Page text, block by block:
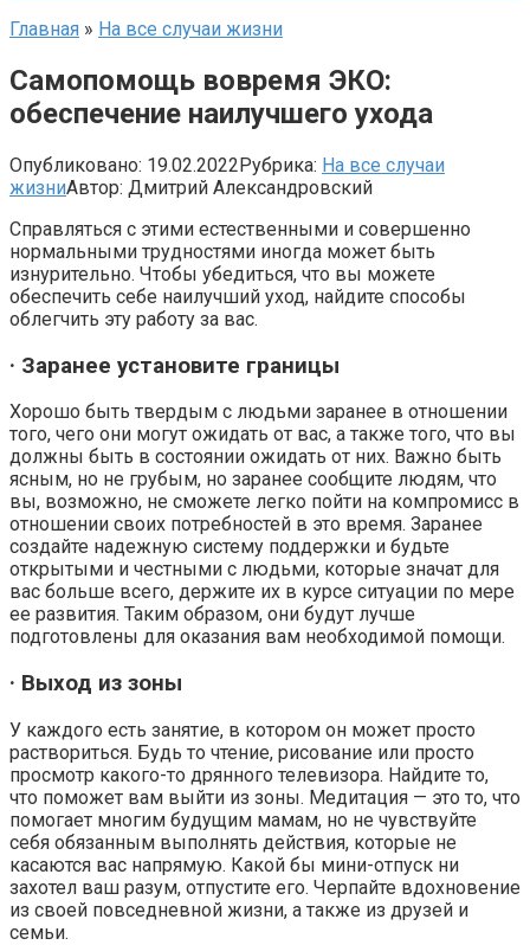
Главная » На все случаи жизни
Самопомощь вовремя ЭКО:
обеспечение наилучшего ухода
Опубликовано: 19.02.2022Рубрика: На все случаи
жизниАвтор: Дмитрий Александровский
Справляться с этими естественными и совершенно
нормальными трудностями иногда может быть
изнурительно. Чтобы убедиться, что вы можете
обеспечить себе наилучший уход, найдите способы
облегчить эту работу за вас.
· Заранее установите границы
Хорошо быть твердым с людьми заранее в отношении
того, чего они могут ожидать от вас, а также того, что вы
должны быть в состоянии ожидать от них. Важно быть
ясным, но не грубым, но заранее сообщите людям, что
вы, возможно, не сможете легко пойти на компромисс в
отношении своих потребностей в это время. Заранее
создайте надежную систему поддержки и будьте
открытыми и честными с людьми, которые значат для
вас больше всего, держите их в курсе ситуации по мере
ее развития. Таким образом, они будут лучше
подготовлены для оказания вам необходимой помощи.
· Выход из зоны
У каждого есть занятие, в котором он может просто
раствориться. Будь то чтение, рисование или просто
просмотр какого-то дрянного телевизора. Найдите то,
что поможет вам выйти из зоны. Медитация — это то, что
помогает многим будущим мамам, но не чувствуйте
себя обязанным выполнять действия, которые не
касаются вас напрямую. Какой бы мини-отпуск ни
захотел ваш разум, отпустите его. Черпайте вдохновение
из своей повседневной жизни, а также из друзей и
семьи.